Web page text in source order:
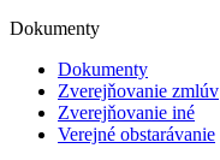
Dokumenty
Dokumenty
Zverejňovanie zmlúv
Zverejňovanie iné
Verejné obstarávanie